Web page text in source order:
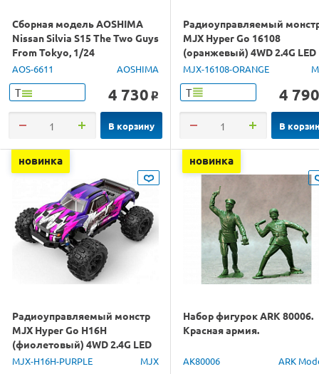
Сборная модель AOSHIMA
Nissan Silvia S15 The Two Guys
From Tokyo, 1/24
AOS-6611 AOSHIMA
Т 4 730 o
В корзину
Радиоуправляемый
MJX Hyper Go 16108
(оранжевый) 4WD 2.4G LED
1/16 RTR
MJX-16108-ORANGE
Т 4 790
В
новинка
Радиоуправляемый монстр
MJX Hyper Go H16H
(фиолетовый) 4WD 2.4G LED
GPS 1/16 RTR
MJX-H16H-PURPLE MJX
новинка
Набор фигурок ARK 80006.
Красная армия.
AK80006 ARK